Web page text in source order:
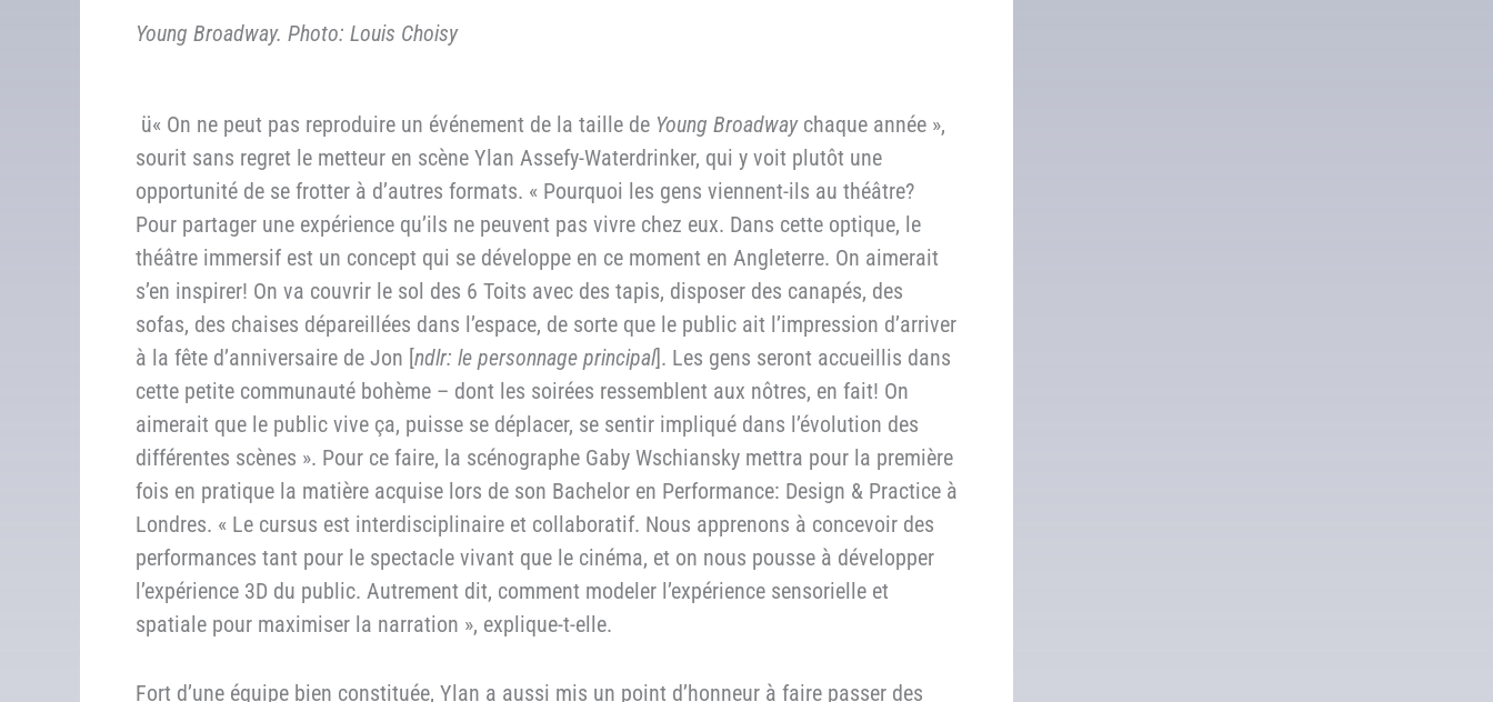
Young Broadway. Photo: Louis Choisy
ü« On ne peut pas reproduire un événement de la taille de Young Broadwaychaque année »,
sourit sans regret le metteur en scène Ylan Assefy-Waterdrinker, qui y voit plutôt une
opportunité de se frotter à d’autres formats. « Pourquoi les gens viennent-ils au théâtre?
Pour partager une expérience qu’ils ne peuvent pas vivre chez eux. Dans cette optique, le
théâtre immersif est un concept qui se développe en ce moment en Angleterre. On aimerait
s’en inspirer! On va couvrir le sol des 6 Toits avec des tapis, disposer des canapés, des
sofas, des chaises dépareillées dans l’espace, de sorte que le public ait l’impression d’arriver
à la fête d’anniversaire de Jon [ndlr: le personnage principal]. Les gens seront accueillis dans
cette petite communauté bohème – dont les soirées ressemblent aux nôtres, en fait! On
aimerait que le public vive ça, puisse se déplacer, se sentir impliqué dans l’évolution des
différentes scènes ». Pour ce faire, la scénographe Gaby Wschiansky mettra pour la première
fois en pratique la matière acquise lors de son Bachelor en Performance: Design & Practice à
Londres. « Le cursus est interdisciplinaire et collaboratif. Nous apprenons à concevoir des
performances tant pour le spectacle vivant que le cinéma, et on nous pousse à développer
l’expérience 3D du public. Autrement dit, comment modeler l’expérience sensorielle et
spatiale pour maximiser la narration », explique-t-elle.
Fort d’une équipe bien constituée, Ylan a aussi mis un point d’honneur à faire passer des